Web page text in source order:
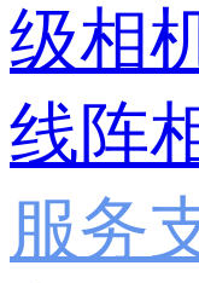
级相
线阵
服务